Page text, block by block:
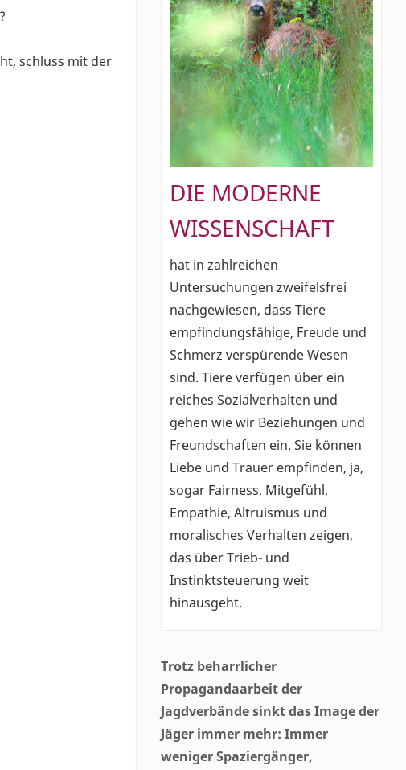
schluss mit der
DIE MODERNE
WISSENSCHAFT
hat in zahlreichen
Untersuchungen zweifelsfrei
nachgewiesen, dass Tiere
empfindungsfähige, Freude und
Schmerz verspürende Wesen
sind. Tiere verfügen über ein
reiches Sozialverhalten und
gehen wie wir Beziehungen und
Freundschaften ein. Sie können
Liebe und Trauer empfinden, ja,
sogar Fairness, Mitgefühl,
Empathie, Altruismus und
moralisches Verhalten zeigen,
das über Trieb- und
Instinktsteuerung weit
hinausgeht.
Trotz beharrlicher
Propagandaarbeit der
Jagdverbände sinkt das Image der
Jäger immer mehr: Immer
weniger Spaziergänger,